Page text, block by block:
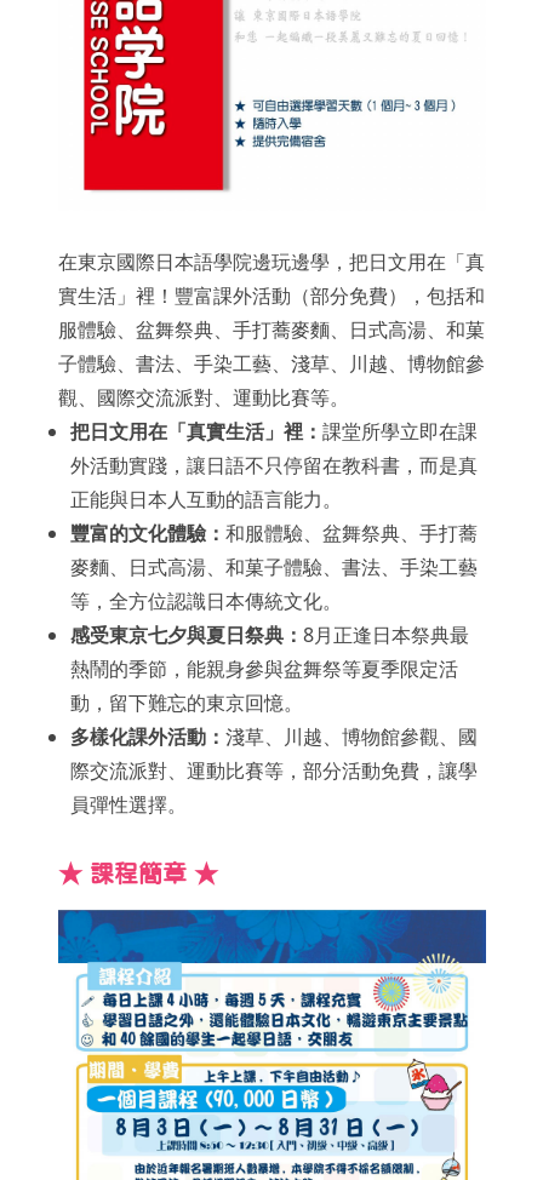
在東京國際日本語學院邊玩邊學，把日文用在「真
實生活」裡！豐富課外活動（部分免費），包括和
服體驗、盆舞祭典、手打蕎麥麵、日式高湯、和菓
子體驗、書法、手染工藝、淺草、川越、博物館參
觀、國際交流派對、運動比賽等。
把日文用在「真實生活」裡：課堂所學立即在課
外活動實踐，讓日語不只停留在教科書，而是真
正能與日本人互動的語言能力。
豐富的文化體驗：和服體驗、盆舞祭典、手打蕎
麥麵、日式高湯、和菓子體驗、書法、手染工藝
等，全方位認識日本傳統文化。
感受東京七夕與夏日祭典：8月正逢日本祭典最
熱鬧的季節，能親身參與盆舞祭等夏季限定活
動，留下難忘的東京回憶。
多樣化課外活動：淺草、川越、博物館參觀、國
際交流派對、運動比賽等，部分活動免費，讓學
員彈性選擇。
★ 課程簡章 ★